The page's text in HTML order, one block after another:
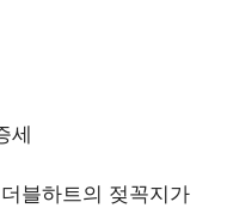
세
블하트의 젖꼭지가